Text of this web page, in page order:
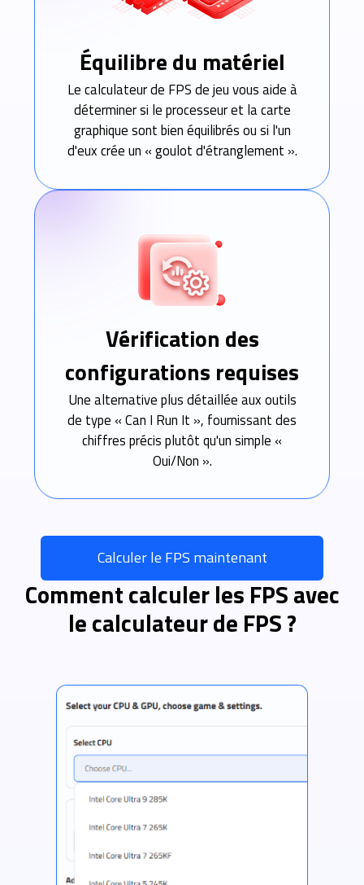
Équilibre du matériel
Le calculateur de FPS de jeu vous aide à
déterminer si le processeur et la carte
graphique sont bien équilibrés ou si l'un
d'eux crée un « goulot d'étranglement ».
Vérification des
configurations requises
Une alternative plus détaillée aux outils
de type « Can I Run It », fournissant des
chiffres précis plutôt qu'un simple «
Oui/Non ».
Calculer le FPS maintenant
Comment calculer les FPS avec
le calculateur de FPS ?